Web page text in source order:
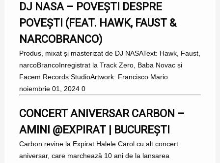
DJ NASA – POVEȘTI DESPRE
POVEȘTI (FEAT. HAWK, FAUST &
NARCOBRANCO)
Produs, mixat și masterizat de DJ NASAText: Hawk, Faust,
narcoBrancoInregistrat la Track Zero, Baba Novac și
Facem Records StudioArtwork: Francisco Mario
noiembrie 01, 2024 0
CONCERT ANIVERSAR CARBON –
AMINI @EXPIRAT | BUCUREȘTI
Carbon revine la Expirat Halele Carol cu alt concert
aniversar, care marchează 10 ani de la lansarea